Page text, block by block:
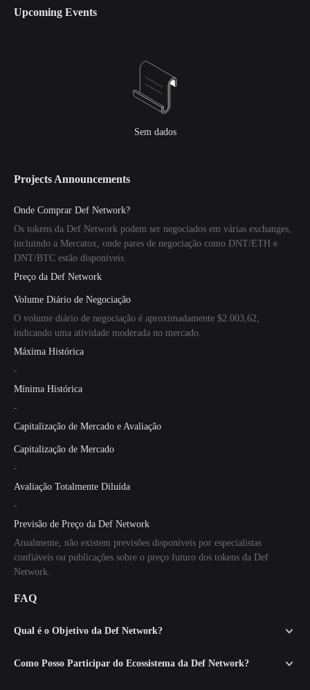
Upcoming Events
Sem dados
Projects Announcements
Onde Comprar Def Network?
Os tokens da Def Network podem ser negociados em várias exchanges,
incluindo a Mercatox, onde pares de negociação como DNT/ETH e
DNT/BTC estão disponíveis.
Preço da Def Network
Volume Diário de Negociação
O volume diário de negociação é aproximadamente $2.003,62,
indicando uma atividade moderada no mercado.
Máxima Histórica
-
Mínima Histórica
-
Capitalização de Mercado e Avaliação
Capitalização de Mercado
-
Avaliação Totalmente Diluída
-
Previsão de Preço da Def Network
Atualmente, não existem previsões disponíveis por especialistas
confiáveis ou publicações sobre o preço futuro dos tokens da Def
Network.
FAQ
Qual é o Objetivo da Def Network?
Como Posso Participar do Ecossistema da Def Network?